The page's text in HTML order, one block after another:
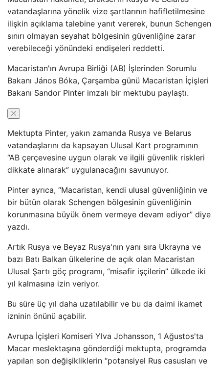
vatandaşlarına yönelik vize şartlarının hafifletilmesine
ilişkin açıklama talebine yanıt vererek, bunun Schengen
sınırı olmayan seyahat bölgesinin güvenliğine zarar
verebileceği yönündeki endişeleri reddetti.
Macaristan'ın Avrupa Birliği (AB) İşlerinden Sorumlu
Bakanı János Bóka, Çarşamba günü Macaristan İçişleri
Bakanı Sandor Pinter imzalı bir mektubu paylaştı.
Mektupta Pinter, yakın zamanda Rusya ve Belarus
vatandaşlarını da kapsayan Ulusal Kart programının
“AB çerçevesine uygun olarak ve ilgili güvenlik riskleri
dikkate alınarak” uygulanacağını savunuyor.
Pinter ayrıca, “Macaristan, kendi ulusal güvenliğinin ve
bir bütün olarak Schengen bölgesinin güvenliğinin
korunmasına büyük önem vermeye devam ediyor” diye
yazdı.
Artık Rusya ve Beyaz Rusya'nın yanı sıra Ukrayna ve
bazı Batı Balkan ülkelerine de açık olan Macaristan
Ulusal Şartı göç programı, “misafir işçilerin” ülkede iki
yıl kalmasına izin veriyor.
Bu süre üç yıl daha uzatılabilir ve bu da daimi ikamet
izninin önünü açabilir.
Avrupa İçişleri Komiseri Ylva Johansson, 1 Ağustos'ta
Macar meslektaşına gönderdiği mektupta, programda
yapılan son değişikliklerin “potansiyel Rus casusları ve